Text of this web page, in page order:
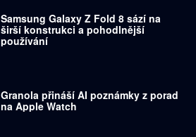
Samsung Galaxy Z Fold 8 sází na
širší konstrukci a pohodlnější
používání
Granola přináší AI poznámky z porad
na Apple Watch